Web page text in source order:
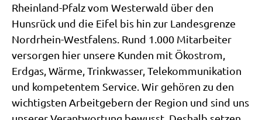
Rheinland-Pfalz vom Westerwald über den
Hunsrück und die Eifel bis hin zur Landesgrenze
Nordrhein-Westfalens. Rund 1.000 Mitarbeiter
versorgen hier unsere Kunden mit Ökostrom,
Erdgas, Wärme, Trinkwasser, Telekommunikation
und kompetentem Service. Wir gehören zu den
wichtigsten Arbeitgebern der Region und sind uns